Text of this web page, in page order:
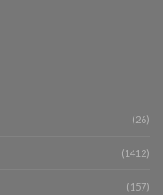
(26)
(1412)
(157)